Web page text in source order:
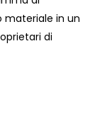
materiale in un
di